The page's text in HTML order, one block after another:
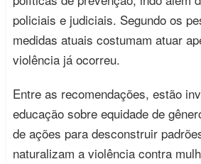
policiais e judiciais. Segundo os
medidas atuais costumam atuar
violência já ocorreu.
Entre as recomendações, estão
educação sobre equidade de
de ações para desconstruir
naturalizam a violência contra